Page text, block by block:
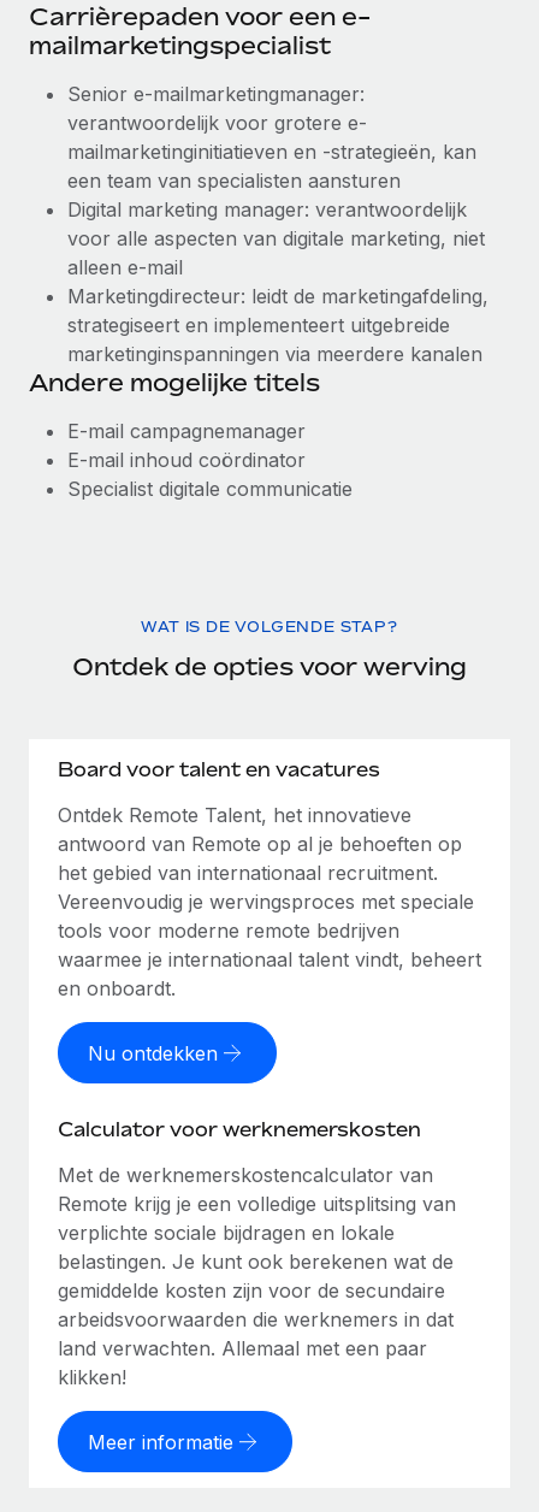
Carrièrepaden voor een e-
mailmarketingspecialist
Senior e-mailmarketingmanager:
verantwoordelijk voor grotere e-
mailmarketinginitiatieven en -strategieën, kan
een team van specialisten aansturen
Digital marketing manager: verantwoordelijk
voor alle aspecten van digitale marketing, niet
alleen e-mail
Marketingdirecteur: leidt de marketingafdeling,
strategiseert en implementeert uitgebreide
marketinginspanningen via meerdere kanalen
Andere mogelijke titels
E-mail campagnemanager
E-mail inhoud coördinator
Specialist digitale communicatie
WAT IS DE VOLGENDE STAP?
Ontdek de opties voor werving
Board voor talent en vacatures
Ontdek Remote Talent, het innovatieve
antwoord van Remote op al je behoeften op
het gebied van internationaal recruitment.
Vereenvoudig je wervingsproces met speciale
tools voor moderne remote bedrijven
waarmee je internationaal talent vindt, beheert
en onboardt.
Nu ontdekken
Calculator voor werknemerskosten
Met de werknemerskostencalculator van
Remote krijg je een volledige uitsplitsing van
verplichte sociale bijdragen en lokale
belastingen. Je kunt ook berekenen wat de
gemiddelde kosten zijn voor de secundaire
arbeidsvoorwaarden die werknemers in dat
land verwachten. Allemaal met een paar
klikken!
Meer informatie